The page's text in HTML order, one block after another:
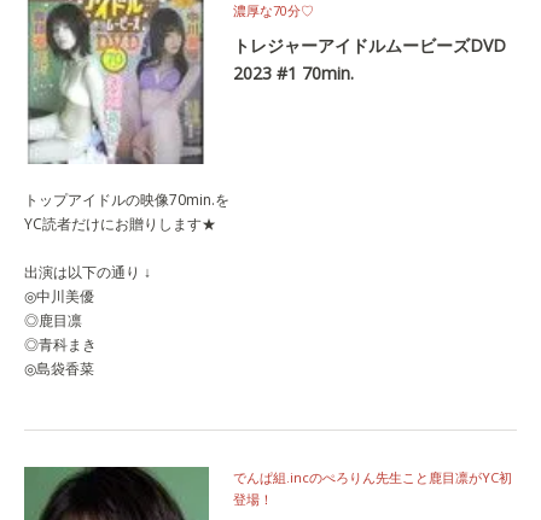
濃厚な70分♡
トレジャーアイドルムービーズDVD
2023 #1 70min.
トップアイドルの映像70min.を
YC読者だけにお贈りします★
出演は以下の通り ↓
◎中川美優
◎鹿目凛
◎青科まき
◎島袋香菜
でんぱ組.incのぺろりん先生こと鹿目凛がYC初
登場！